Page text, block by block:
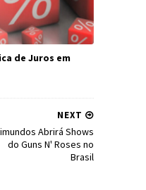
de Juros em
NEXT
Abrirá Shows
do Guns N' Roses no
Brasil